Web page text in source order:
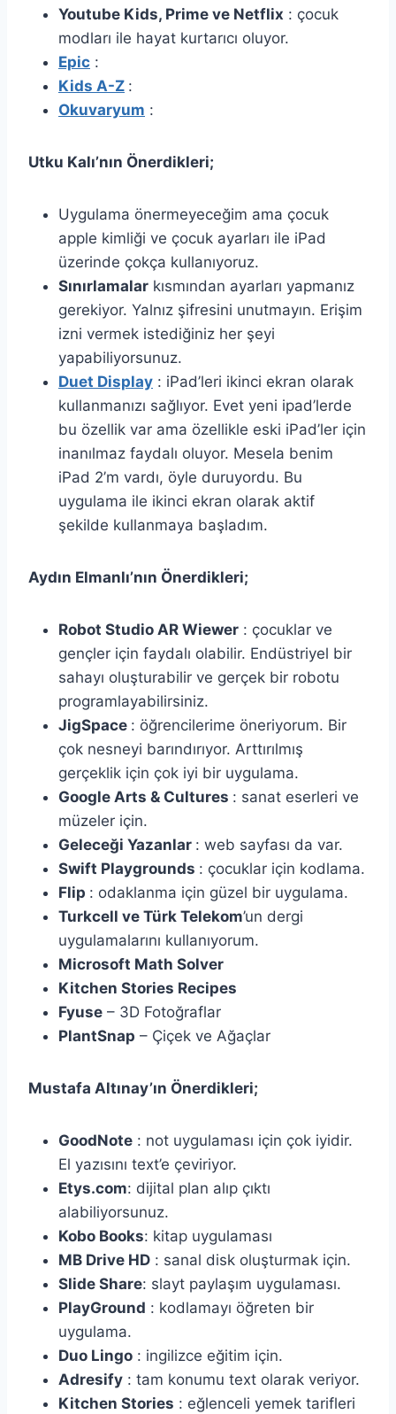
Youtube Kids, Prime ve Netflix : çocuk
modları ile hayat kurtarıcı oluyor.
Epic :
Kids A-Z :
Okuvaryum :
Utku Kalı’nın Önerdikleri;
Uygulama önermeyeceğim ama çocuk
apple kimliği ve çocuk ayarları ile iPad
üzerinde çokça kullanıyoruz.
Sınırlamalar kısmından ayarları yapmanız
gerekiyor. Yalnız şifresini unutmayın. Erişim
izni vermek istediğiniz her şeyi
yapabiliyorsunuz.
Duet Display : iPad’leri ikinci ekran olarak
kullanmanızı sağlıyor. Evet yeni ipad’lerde
bu özellik var ama özellikle eski iPad’ler için
inanılmaz faydalı oluyor. Mesela benim
iPad 2’m vardı, öyle duruyordu. Bu
uygulama ile ikinci ekran olarak aktif
şekilde kullanmaya başladım.
Aydın Elmanlı’nın Önerdikleri;
Robot Studio AR Wiewer : çocuklar ve
gençler için faydalı olabilir. Endüstriyel bir
sahayı oluşturabilir ve gerçek bir robotu
programlayabilirsiniz.
JigSpace : öğrencilerime öneriyorum. Bir
çok nesneyi barındırıyor. Arttırılmış
gerçeklik için çok iyi bir uygulama.
Google Arts & Cultures : sanat eserleri ve
müzeler için.
Geleceği Yazanlar : web sayfası da var.
Swift Playgrounds : çocuklar için kodlama.
Flip : odaklanma için güzel bir uygulama.
Turkcell ve Türk Telekom’un dergi
uygulamalarını kullanıyorum.
Microsoft Math Solver
Kitchen Stories Recipes
Fyuse – 3D Fotoğraflar
PlantSnap – Çiçek ve Ağaçlar
Mustafa Altınay’ın Önerdikleri;
GoodNote : not uygulaması için çok iyidir.
El yazısını text’e çeviriyor.
Etys.com: dijital plan alıp çıktı
alabiliyorsunuz.
Kobo Books: kitap uygulaması
MB Drive HD : sanal disk oluşturmak için.
Slide Share: slayt paylaşım uygulaması.
PlayGround : kodlamayı öğreten bir
uygulama.
Duo Lingo : ingilizce eğitim için.
Adresify : tam konumu text olarak veriyor.
Kitchen Stories : eğlenceli yemek tarifleri